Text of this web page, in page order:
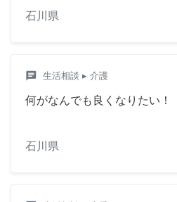
石川県
chat 生活相談 ▸ 介護
何がなんでも良くなりたい！
石川県